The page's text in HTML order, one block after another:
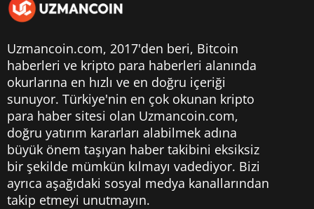
Uzmancoin.com, 2017'den beri, Bitcoin
haberleri ve kripto para haberleri alanında
okurlarına en hızlı ve en doğru içeriği
sunuyor. Türkiye'nin en çok okunan kripto
para haber sitesi olan Uzmancoin.com,
doğru yatırım kararları alabilmek adına
büyük önem taşıyan haber takibini eksiksiz
bir şekilde mümkün kılmayı vadediyor. Bizi
ayrıca aşağıdaki sosyal medya kanallarından
takip etmeyi unutmayın.